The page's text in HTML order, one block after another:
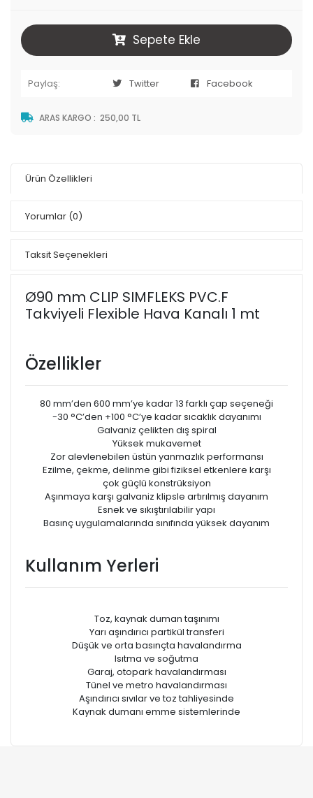
Sepete Ekle
Paylaş: Twitter Facebook
ARAS KARGO : 250,00 TL
Ürün Özellikleri
Yorumlar (0)
Taksit Seçenekleri
Ø90 mm CLIP SIMFLEKS PVC.F
Takviyeli Flexible Hava Kanalı 1 mt
Özellikler
80 mm’den 600 mm’ye kadar 13 farklı çap seçeneği
-30 °C’den +100 °C’ye kadar sıcaklık dayanımı
Galvaniz çelikten dış spiral
Yüksek mukavemet
Zor alevlenebilen üstün yanmazlık performansı
Ezilme, çekme, delinme gibi fiziksel etkenlere karşı
çok güçlü konstrüksiyon
Aşınmaya karşı galvaniz klipsle artırılmış dayanım
Esnek ve sıkıştırılabilir yapı
Basınç uygulamalarında sınıfında yüksek dayanım
Kullanım Yerleri
Toz, kaynak duman taşınımı
Yarı aşındırıcı partikül transferi
Düşük ve orta basınçta havalandırma
Isıtma ve soğutma
Garaj, otopark havalandırması
Tünel ve metro havalandırması
Aşındırıcı sıvılar ve toz tahliyesinde
Kaynak dumanı emme sistemlerinde